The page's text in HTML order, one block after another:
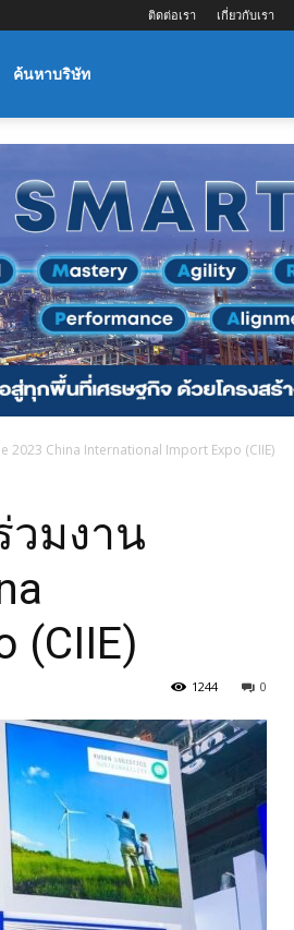
ติดต่อเรา เกี่ยวกับเรา
ค้นหาบริษัท
2023 China International Import Expo (CIIE)
วมงาน
(CIIE)
0
1244